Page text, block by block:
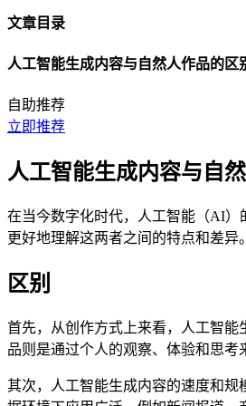
文章目录
人工智能生成内容与自然人作品的区
自助推荐
立即推荐
人工智能生成内容与自
在当今数字化时代，人工智能（AI
更好地理解这两者之间的特点和差异。
区别
首先，从创作方式上来看，人工智
品则是通过个人的观察、体验和思考
其次，人工智能生成内容的速度和